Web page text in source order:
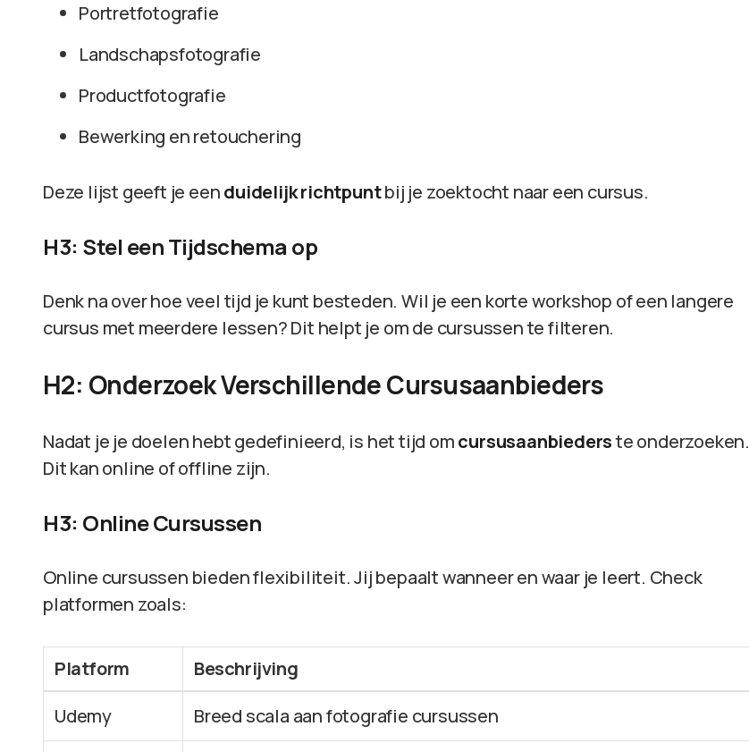
Portretfotografie
Landschapsfotografie
Productfotografie
Bewerking en retouchering
Deze lijst geeft je eenduidelijk richtpuntbij je zoektocht naar een cursus.
H3: Stel een Tijdschema op
Denk na over hoe veel tijd je kunt besteden. Wil je een korte workshop of een langere
cursus met meerdere lessen? Dit helpt je om de cursussen te filteren.
H2: Onderzoek Verschillende Cursusaanbieders
Nadat je je doelen hebt gedefinieerd, is het tijd omcursusaanbiederste onderzoeken.
Dit kan online of offline zijn.
H3: Online Cursussen
Online cursussen bieden flexibiliteit. Jij bepaalt wanneer en waar je leert. Check
platformen zoals:
Platform
Beschrijving
Udemy
Breed scala aan fotografie cursussen